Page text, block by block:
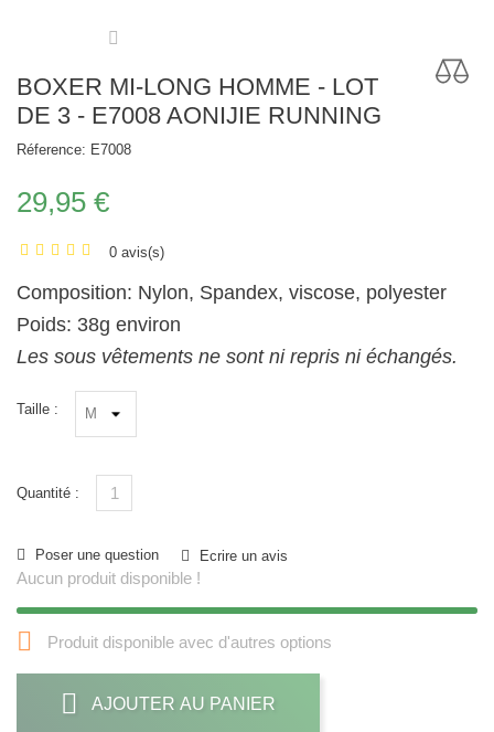
BOXER MI-LONG HOMME - LOT
DE 3 - E7008 AONIJIE RUNNING
Réference: E7008
29,95 €
0 avis(s)
Composition: Nylon, Spandex, viscose, polyester
Poids: 38g environ
Les sous vêtements ne sont ni repris ni échangés.
Taille :
Quantité :
Poser une question Ecrire un avis
Aucun produit disponible !
 Produit disponible avec d'autres options
AJOUTER AU PANIER